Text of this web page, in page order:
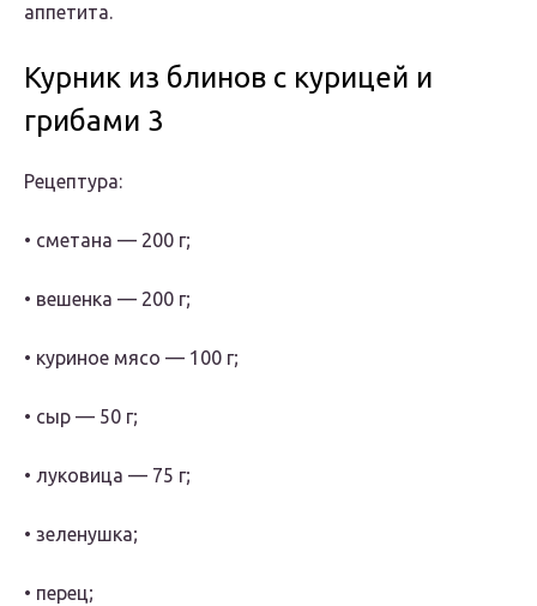
аппетита.
Курник из блинов с курицей и
грибами 3
Рецептура:
• сметана — 200 г;
• вешенка — 200 г;
• куриное мясо — 100 г;
• сыр — 50 г;
• луковица — 75 г;
• зеленушка;
• перец;